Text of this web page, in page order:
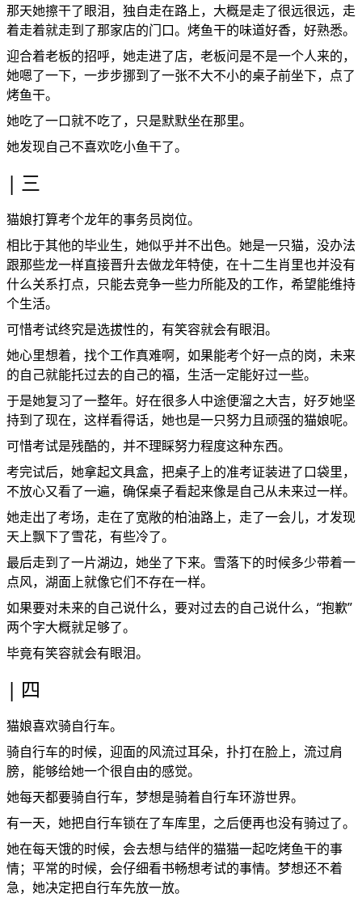
那天她擦干了眼泪，独自走在路上，大概是走了很远很远，走
着走着就走到了那家店的门口。烤鱼干的味道好香，好熟悉。
迎合着老板的招呼，她走进了店，老板问是不是一个人来的，
她嗯了一下，一步步挪到了一张不大不小的桌子前坐下，点了
烤鱼干。
她吃了一口就不吃了，只是默默坐在那里。
她发现自己不喜欢吃小鱼干了。
三
猫娘打算考个龙年的事务员岗位。
相比于其他的毕业生，她似乎并不出色。她是一只猫，没办法
跟那些龙一样直接晋升去做龙年特使，在十二生肖里也并没有
什么关系打点，只能去竞争一些力所能及的工作，希望能维持
个生活。
可惜考试终究是选拔性的，有笑容就会有眼泪。
她心里想着，找个工作真难啊，如果能考个好一点的岗，未来
的自己就能托过去的自己的福，生活一定能好过一些。
于是她复习了一整年。好在很多人中途便溜之大吉，好歹她坚
持到了现在，这样看得话，她也是一只努力且顽强的猫娘呢。
可惜考试是残酷的，并不理睬努力程度这种东西。
考完试后，她拿起文具盒，把桌子上的准考证装进了口袋里，
不放心又看了一遍，确保桌子看起来像是自己从未来过一样。
她走出了考场，走在了宽敞的柏油路上，走了一会儿，才发现
天上飘下了雪花，有些冷了。
最后走到了一片湖边，她坐了下来。雪落下的时候多少带着一
点风，湖面上就像它们不存在一样。
如果要对未来的自己说什么，要对过去的自己说什么，“抱歉”
两个字大概就足够了。
毕竟有笑容就会有眼泪。
四
猫娘喜欢骑自行车。
骑自行车的时候，迎面的风流过耳朵，扑打在脸上，流过肩
膀，能够给她一个很自由的感觉。
她每天都要骑自行车，梦想是骑着自行车环游世界。
有一天，她把自行车锁在了车库里，之后便再也没有骑过了。
她在每天饿的时候，会去想与结伴的猫猫一起吃烤鱼干的事
情；平常的时候，会仔细看书畅想考试的事情。梦想还不着
急，她决定把自行车先放一放。